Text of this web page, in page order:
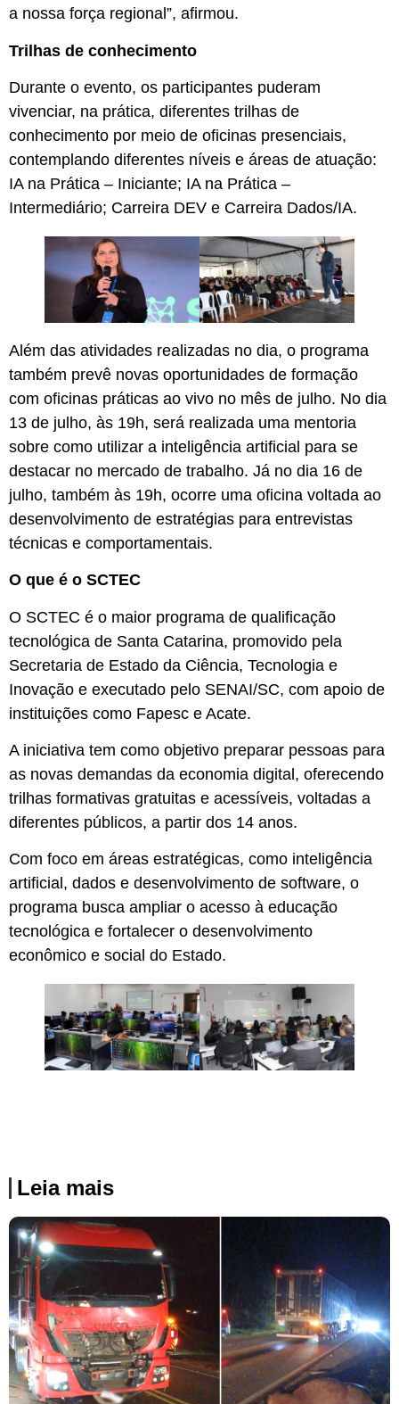
a nossa força regional”, afirmou.
Trilhas de conhecimento
Durante o evento, os participantes puderam
vivenciar, na prática, diferentes trilhas de
conhecimento por meio de oficinas presenciais,
contemplando diferentes níveis e áreas de atuação:
IA na Prática – Iniciante; IA na Prática –
Intermediário; Carreira DEV e Carreira Dados/IA.
Além das atividades realizadas no dia, o programa
também prevê novas oportunidades de formação
com oficinas práticas ao vivo no mês de julho. No dia
13 de julho, às 19h, será realizada uma mentoria
sobre como utilizar a inteligência artificial para se
destacar no mercado de trabalho. Já no dia 16 de
julho, também às 19h, ocorre uma oficina voltada ao
desenvolvimento de estratégias para entrevistas
técnicas e comportamentais.
O que é o SCTEC
O SCTEC é o maior programa de qualificação
tecnológica de Santa Catarina, promovido pela
Secretaria de Estado da Ciência, Tecnologia e
Inovação e executado pelo SENAI/SC, com apoio de
instituições como Fapesc e Acate.
A iniciativa tem como objetivo preparar pessoas para
as novas demandas da economia digital, oferecendo
trilhas formativas gratuitas e acessíveis, voltadas a
diferentes públicos, a partir dos 14 anos.
Com foco em áreas estratégicas, como inteligência
artificial, dados e desenvolvimento de software, o
programa busca ampliar o acesso à educação
tecnológica e fortalecer o desenvolvimento
econômico e social do Estado.
Leia mais